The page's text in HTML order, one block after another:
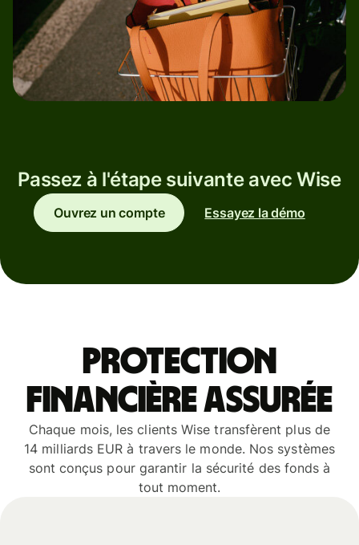
Passez à l'étape suivante avec Wise
Ouvrez un compte Essayez la démo
Protection
financière assurée
Chaque mois, les clients Wise transfèrent plus de
14 milliards EUR à travers le monde. Nos systèmes
sont conçus pour garantir la sécurité des fonds à
tout moment.